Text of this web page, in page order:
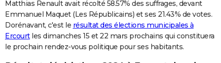
COPAINS D'AVANT
S'inscrire
Se connecter
Lycées
Collèges
Primaires
Universités
Entreprises
Service militaire
Avis de recherche
AVIS DE DÉCÈS
Matthias Renault avait récolté 58.57% des suffrages, devant
Emmanuel Maquet (Les Républicains) et ses 21.43% de votes.
Dorénavant, c'est le résultat des élections municipales à
Ercourtles dimanches 15 et 22 mars prochains qui constituera
le prochain rendez-vous politique pour ses habitants.